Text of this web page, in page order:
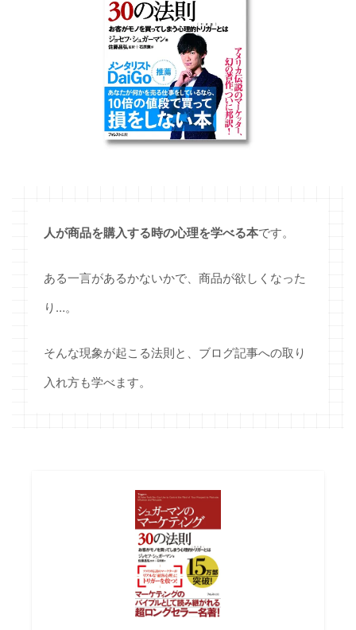
人が商品を購入する時の心理を学べる本です。
ある一言があるかないかで、商品が欲しくなった
り…。
そんな現象が起こる法則と、ブログ記事への取り
入れ方も学べます。